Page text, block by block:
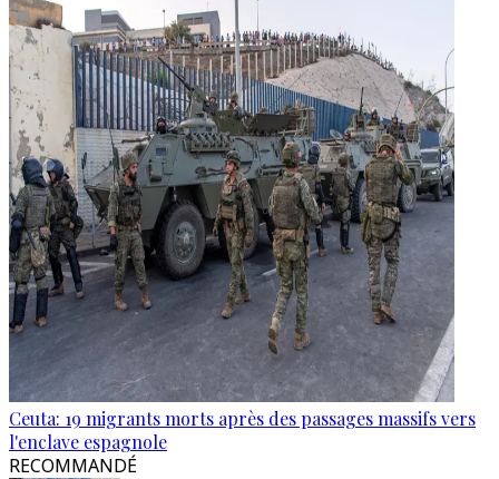
Ceuta: 19 migrants morts après des passages massifs vers
l'enclave espagnole
RECOMMANDÉ